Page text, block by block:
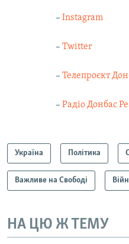
– Instagram
– Twitter
– Телепроєкт
– Радіо Донбас
Україна Політика
Важливе на Свободі
НА ЦЮ Ж ТЕМУ